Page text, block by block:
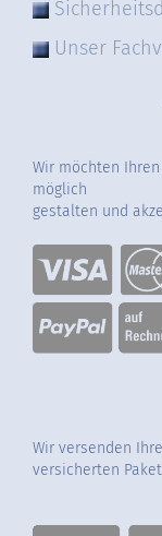
Unser
Wir möchten
möglich
gestalten und
Wir versenden
versicherten